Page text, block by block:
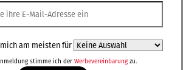
am meisten für
stimme ich der Werbevereinbarungzu.